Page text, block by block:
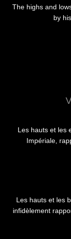
The highs and
by
Les hauts et les
Impériale,
Les hauts et les
infidèlement